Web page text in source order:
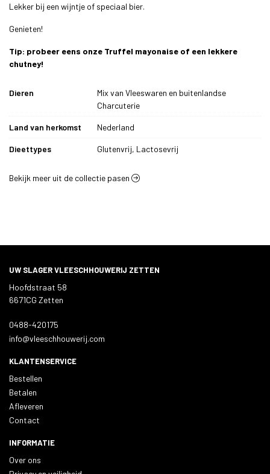
Lekker bij een wijntje of speciaal bier.
Genieten!
Tip: probeer eens onze Truffel mayonaise of een lekkere
chutney!
Dieren
Mix van Vleeswaren en buitenlandse
Charcuterie
Land van herkomst Nederland
Dieettypes Glutenvrij, Lactosevrij
Bekijk meer uit de collectie pasen
UW SLAGER VLEESCHHOUWERIJ ZETTEN
Hoofdstraat 58
6671CG Zetten
0488-420175
info@vleeschhouwerij.com
KLANTENSERVICE
Bestellen
Betalen
Afleveren
Contact
INFORMATIE
Over ons